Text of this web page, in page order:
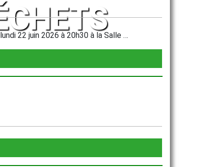
22 juin 2026 à 20h30 à la Salle …